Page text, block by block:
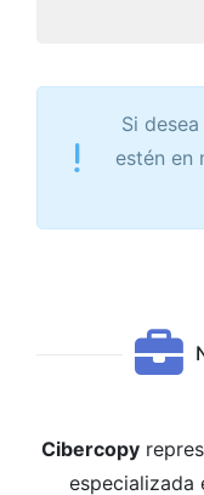
Si
estén en
Cibercopy
especializada